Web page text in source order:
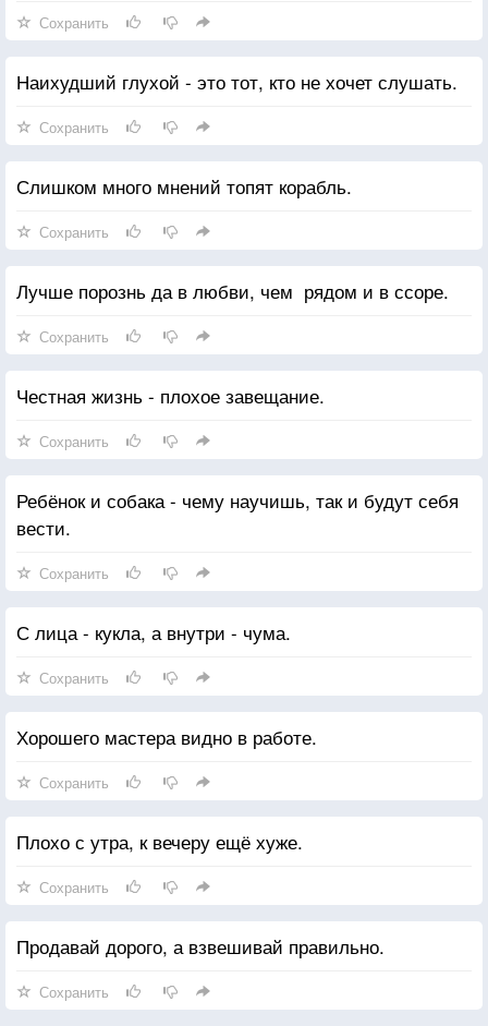
Сохранить
Наихудший глухой - это тот, кто не хочет слушать.
Сохранить
Слишком много мнений топят корабль.
Сохранить
Лучше порознь да в любви, чем рядом и в ссоре.
Сохранить
Честная жизнь - плохое завещание.
Сохранить
Ребёнок и собака - чему научишь, так и будут себя
вести.
Сохранить
С лица - кукла, а внутри - чума.
Сохранить
Хорошего мастера видно в работе.
Сохранить
Плохо с утра, к вечеру ещё хуже.
Сохранить
Продавай дорого, а взвешивай правильно.
Сохранить